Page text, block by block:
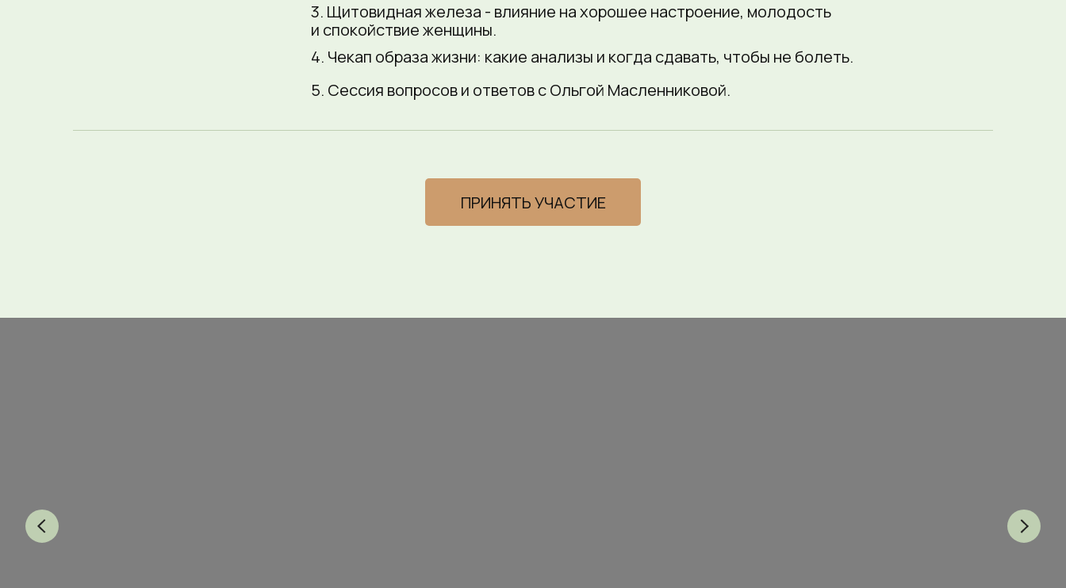
3. Щитовидная железа - влияние на хорошее настроение, молодость
и спокойствие женщины.
4. Чекап образа жизни: какие анализы и когда сдавать, чтобы не болеть.
5. Сессия вопросов и ответов с Ольгой Масленниковой.
ПРИНЯТЬ УЧАСТИЕ